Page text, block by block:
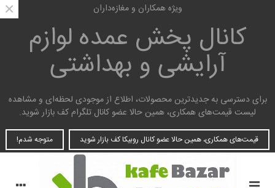
ویژه همکاران و مغازه‌داران
کانال پخش عمدهلوازم
آرایشی و بهداشتی
برای دسترسی به جدیدترین محصولات، اطلاع از موجودی لحظه‌ای و مشاهده
لیست قیمت‌های همکاری، همین حالا عضو کانال تلگرام کف بازار شوید.
قیمت‌های همکاری، همین حالا عضو کانال روبیکا کف بازار شوید متوجه شدم!
×